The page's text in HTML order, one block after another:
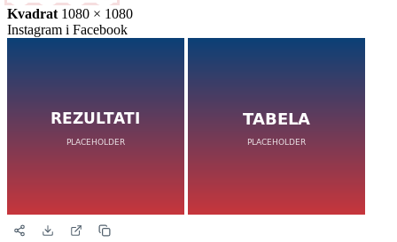
Kvadrat 1080 × 1080
Instagram i Facebook